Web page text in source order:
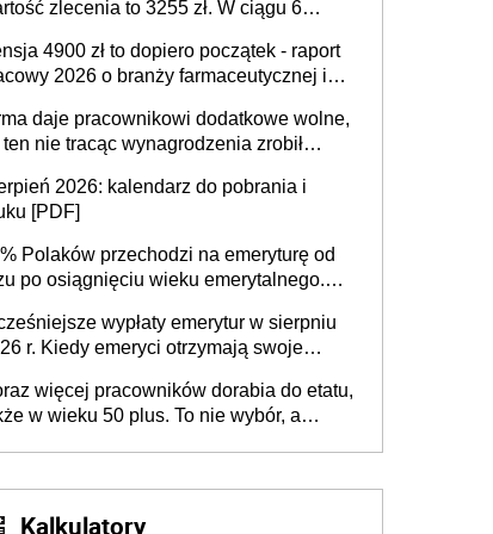
zlecenia to 3255 zł. W ciągu 6
10,7 tys. zł
4900 zł to dopiero początek - raport
2026 o branży farmaceutycznej i
daje pracownikowi dodatkowe wolne,
ten nie tracąc wynagrodzenia zrobił
2026: kalendarz do pobrania i
[PDF]
Polaków przechodzi na emeryturę od
po osiągnięciu wieku emerytalnego.
ale czy jest w stanie? Pracownicy
to siła napędowa gospodarki
wypłaty emerytur w sierpniu
r. Kiedy emeryci otrzymają swoje
więcej pracowników dorabia do etatu,
w wieku 50 plus. To nie wybór, a
Kalkulatory